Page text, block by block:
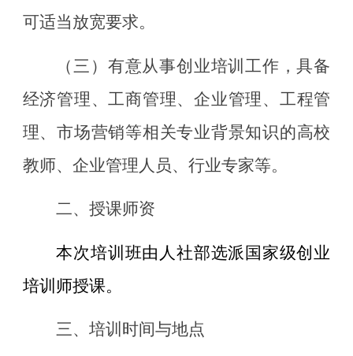
可适当放宽要求。
（ 三 ） 有意从事创业培训工作，具备
经济管理、工商管理、企业管理、工程管
理、市场营销等相关专业背景知识的高校
教师、企业管理人员、行业专家等。
二、授课师资
本次培训班由人社部选派国家级创业
培训师授课。
三、培训时间与地点